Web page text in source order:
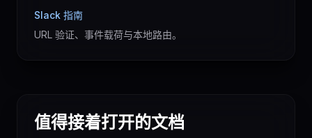
Slack 指南
URL 验证、事件载荷与本地路由。
值得接着打开的文档